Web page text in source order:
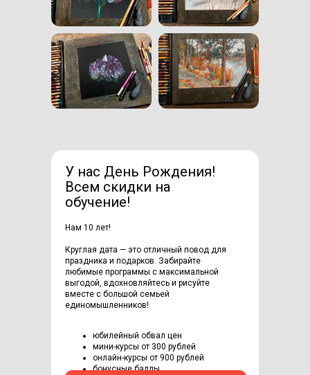
Нам 10 лет!
Круглая дата — это отличный повод для
праздника и подарков. Забирайте
любимые программы с максимальной
выгодой, вдохновляйтесь и рисуйте
вместе с большой семьей
единомышленников!
юбилейный обвал цен
мини-курсы от 300 рублей
онлайн-курсы от 900 рублей
бонусные баллы
У нас День Рождения!
Всем скидки на
обучение!